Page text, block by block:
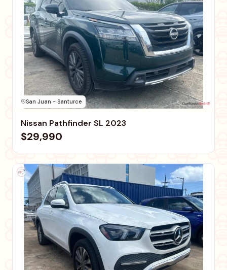
San Juan - Santurce
Nissan Pathfinder SL 2023
$29,990